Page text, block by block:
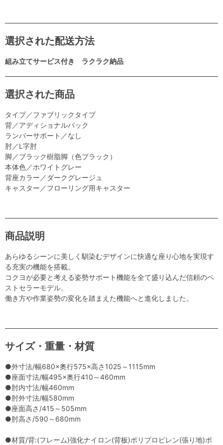
選択された配送方法
組み立てサービス付き ラクラク納品
選択された商品
タイプ／ファブリックタイプ
背／アディショナルバック
ランバーサポート／なし
肘／L字肘
脚／ブラック樹脂脚（色ブラック）
本体色／ホワイトグレー
背座カラー／ダークグレージュ
キャスター／フローリング用キャスター
商品説明
あらゆるシーンに美しく馴染むデザインに快適な座り心地を実現す
る充実の機能を搭載。
コクヨが必要と考える姿勢サポート機能を全て盛り込んだ信頼のベ
ストセラーモデル。
働き方や作業姿勢の変化を踏まえた機能へと進化しました。
サイズ・重量・材質
●外寸法/幅680×奥行575×高さ1025～1115mm
●座面寸法/幅495×奥行410～460mm
●肘内寸法/幅460mm
●肘外寸法/幅580mm
●座面高さ/415～505mm
●肘高さ/590～680mm
●材質/背:(フレーム)強化ナイロン(背板)ポリプロピレン(張り地)ポ